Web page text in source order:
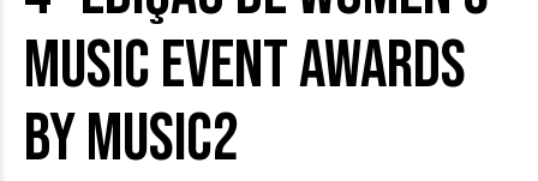
Music Event Awards
by Music2